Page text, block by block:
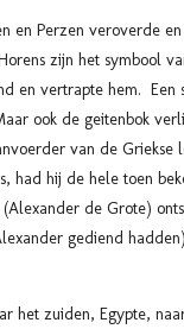
en Perzen veroverde
zijn het symbool
en vertrapte hem. Een
ook de geitenbok
van de Griekse
had hij de hele toen
de Grote)
gediend
het zuiden, Egypte,